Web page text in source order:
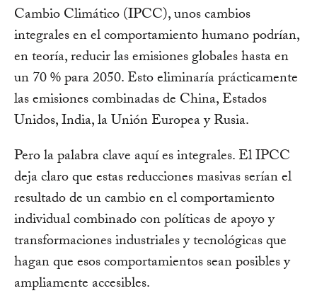
Cambio Climático (IPCC), unos cambios
integrales en el comportamiento humano podrían,
en teoría, reducir las emisiones globales hasta en
un 70 % para 2050. Esto eliminaría prácticamente
las emisiones combinadas de China, Estados
Unidos, India, la Unión Europea y Rusia.
Pero la palabra clave aquí es integrales. El IPCC
deja claro que estas reducciones masivas serían el
resultado de un cambio en el comportamiento
individual combinado con políticas de apoyo y
transformaciones industriales y tecnológicas que
hagan que esos comportamientos sean posibles y
ampliamente accesibles.